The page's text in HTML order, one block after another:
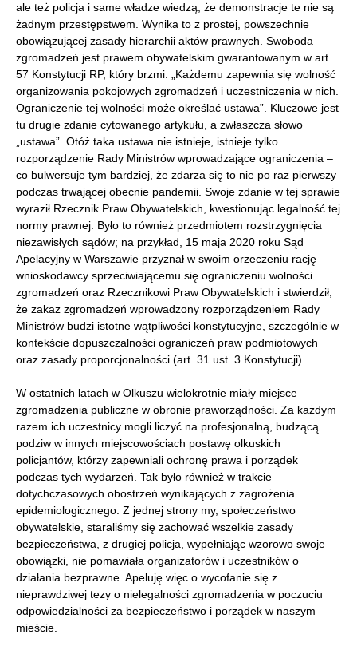
ale też policja i same władze wiedzą, że demonstracje te nie są
żadnym przestępstwem. Wynika to z prostej, powszechnie
obowiązującej zasady hierarchii aktów prawnych. Swoboda
zgromadzeń jest prawem obywatelskim gwarantowanym w art.
57 Konstytucji RP, który brzmi: „Każdemu zapewnia się wolność
organizowania pokojowych zgromadzeń i uczestniczenia w nich.
Ograniczenie tej wolności może określać ustawa”. Kluczowe jest
tu drugie zdanie cytowanego artykułu, a zwłaszcza słowo
„ustawa”. Otóż taka ustawa nie istnieje, istnieje tylko
rozporządzenie Rady Ministrów wprowadzające ograniczenia –
co bulwersuje tym bardziej, że zdarza się to nie po raz pierwszy
podczas trwającej obecnie pandemii. Swoje zdanie w tej sprawie
wyraził Rzecznik Praw Obywatelskich, kwestionując legalność tej
normy prawnej. Było to również przedmiotem rozstrzygnięcia
niezawisłych sądów; na przykład, 15 maja 2020 roku Sąd
Apelacyjny w Warszawie przyznał w swoim orzeczeniu rację
wnioskodawcy sprzeciwiającemu się ograniczeniu wolności
zgromadzeń oraz Rzecznikowi Praw Obywatelskich i stwierdził,
że zakaz zgromadzeń wprowadzony rozporządzeniem Rady
Ministrów budzi istotne wątpliwości konstytucyjne, szczególnie w
kontekście dopuszczalności ograniczeń praw podmiotowych
oraz zasady proporcjonalności (art. 31 ust. 3 Konstytucji).
W ostatnich latach w Olkuszu wielokrotnie miały miejsce
zgromadzenia publiczne w obronie praworządności. Za każdym
razem ich uczestnicy mogli liczyć na profesjonalną, budzącą
podziw w innych miejscowościach postawę olkuskich
policjantów, którzy zapewniali ochronę prawa i porządek
podczas tych wydarzeń. Tak było również w trakcie
dotychczasowych obostrzeń wynikających z zagrożenia
epidemiologicznego. Z jednej strony my, społeczeństwo
obywatelskie, staraliśmy się zachować wszelkie zasady
bezpieczeństwa, z drugiej policja, wypełniając wzorowo swoje
obowiązki, nie pomawiała organizatorów i uczestników o
działania bezprawne. Apeluję więc o wycofanie się z
nieprawdziwej tezy o nielegalności zgromadzenia w poczuciu
odpowiedzialności za bezpieczeństwo i porządek w naszym
mieście.